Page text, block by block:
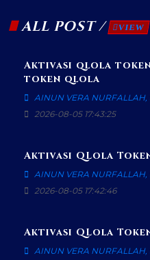
ALL POST / VIEW
Aktivasi qlola
token qlola
AINUN VERA NURFALLAH,
2026-08-05 17:43:25
Aktivasi QLola
AINUN VERA NURFALLAH,
2026-08-05 17:42:46
Aktivasi QLola
AINUN VERA NURFALLAH,